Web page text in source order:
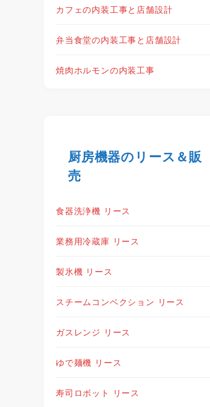
カフェの内装工事と店舗設計
弁当食堂の内装工事と店舗設計
焼肉ホルモンの内装工事
厨房機器のリース＆販
売
食器洗浄機 リース
業務用冷蔵庫 リース
製氷機 リース
スチームコンベクション リース
ガスレンジ リース
ゆで麺機 リース
寿司ロボット リース